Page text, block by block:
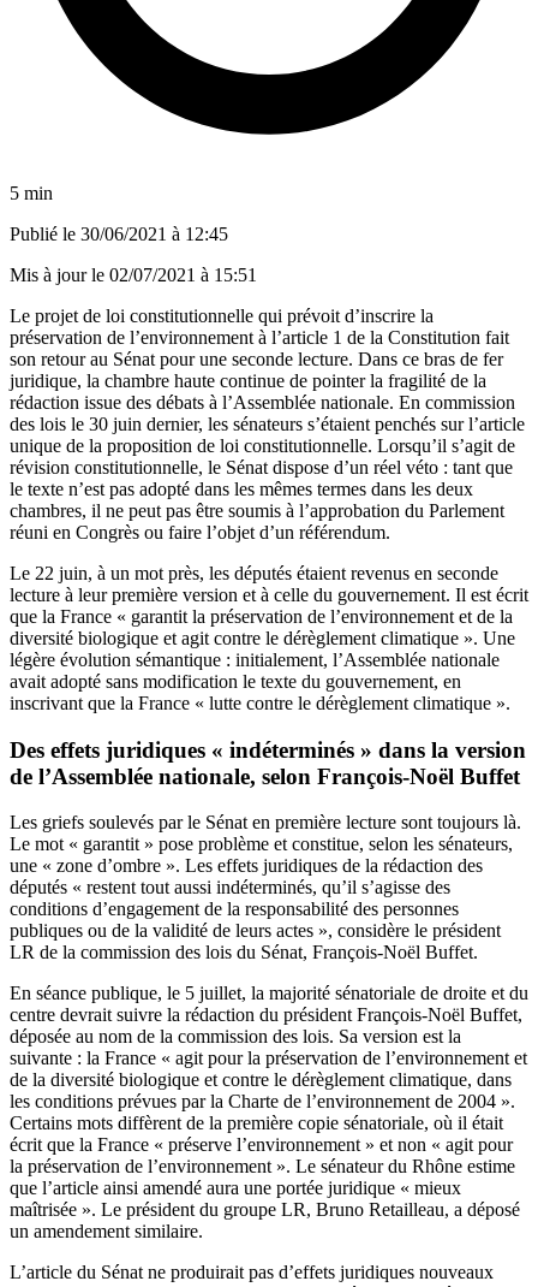
5 min
Publié le 30/06/2021 à 12:45
Mis à jour le 02/07/2021 à 15:51
Le projet de loi constitutionnelle qui prévoit d’inscrire la
préservation de l’environnement à l’article 1 de la Constitution fait
son retour au Sénat pour une seconde lecture. Dans ce bras de fer
juridique, la chambre haute continue de pointer la fragilité de la
rédaction issue des débats à l’Assemblée nationale. En commission
des lois le 30 juin dernier, les sénateurs s’étaient penchés sur l’article
unique de la proposition de loi constitutionnelle. Lorsqu’il s’agit de
révision constitutionnelle, le Sénat dispose d’un réel véto : tant que
le texte n’est pas adopté dans les mêmes termes dans les deux
chambres, il ne peut pas être soumis à l’approbation du Parlement
réuni en Congrès ou faire l’objet d’un référendum.
Le 22 juin, à un mot près, les députés étaient revenus en seconde
lecture à leur première version et à celle du gouvernement. Il est écrit
que la France « garantit la préservation de l’environnement et de la
diversité biologique et agit contre le dérèglement climatique ». Une
légère évolution sémantique : initialement, l’Assemblée nationale
avait adopté sans modification le texte du gouvernement, en
inscrivant que la France « lutte contre le dérèglement climatique ».
Des effets juridiques « indéterminés » dans la version
de l’Assemblée nationale, selon François-Noël Buffet
Les griefs soulevés par le Sénat en première lecture sont toujours là.
Le mot « garantit » pose problème et constitue, selon les sénateurs,
une « zone d’ombre ». Les effets juridiques de la rédaction des
députés « restent tout aussi indéterminés, qu’il s’agisse des
conditions d’engagement de la responsabilité des personnes
publiques ou de la validité de leurs actes », considère le président
LR de la commission des lois du Sénat, François-Noël Buffet.
En séance publique, le 5 juillet, la majorité sénatoriale de droite et du
centre devrait suivre la rédaction du président François-Noël Buffet,
déposée au nom de la commission des lois. Sa version est la
suivante : la France « agit pour la préservation de l’environnement et
de la diversité biologique et contre le dérèglement climatique, dans
les conditions prévues par la Charte de l’environnement de 2004 ».
Certains mots diffèrent de la première copie sénatoriale, où il était
écrit que la France « préserve l’environnement » et non « agit pour
la préservation de l’environnement ». Le sénateur du Rhône estime
que l’article ainsi amendé aura une portée juridique « mieux
maîtrisée ». Le président du groupe LR, Bruno Retailleau, a déposé
un amendement similaire.
L’article du Sénat ne produirait pas d’effets juridiques nouveaux